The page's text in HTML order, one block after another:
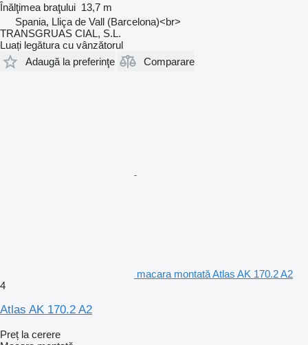
Înălţimea braţului 13,7 m
Spania, Lliça de Vall (Barcelona)<br>
TRANSGRUAS CIAL, S.L.
Luați legătura cu vânzătorul
Adaugă la preferinţe
Comparare
macara montată Atlas AK 170.2 A2
4
Atlas AK 170.2 A2
Preț la cerere